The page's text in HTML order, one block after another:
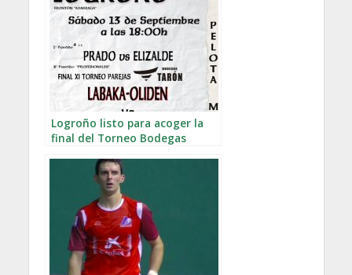
Logroño listo para acoger la
final del Torneo Bodegas